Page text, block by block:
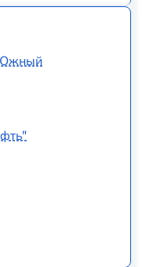
Южный